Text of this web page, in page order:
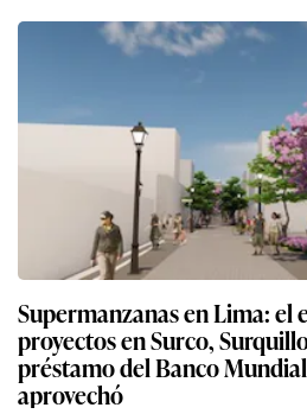
Supermanzanas en Lima: el
proyectos en Surco,
préstamo del Banco
aprovechó